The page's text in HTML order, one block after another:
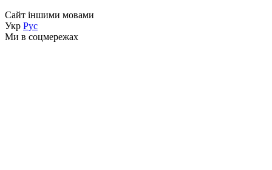
Сайт іншими мовами
Укр Рус
Ми в соцмережах